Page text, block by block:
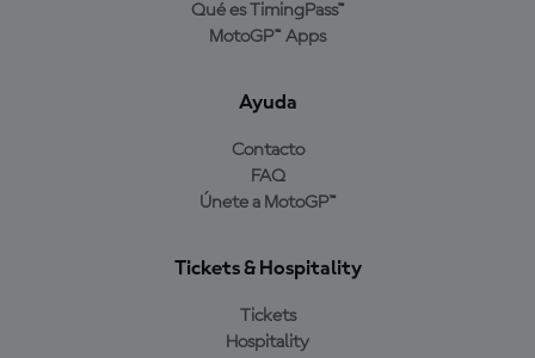
Qué es TimingPass™
MotoGP™ Apps
Ayuda
Contacto
FAQ
Únete a MotoGP™
Tickets & Hospitality
Tickets
Hospitality